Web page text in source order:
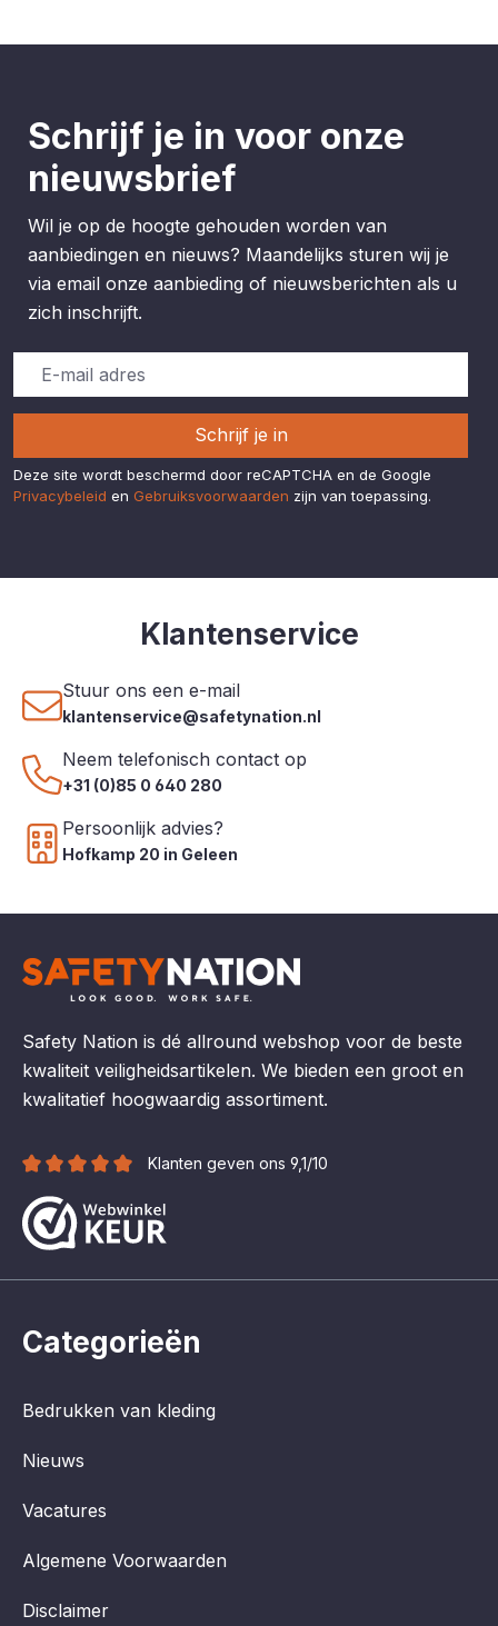
Schrijf je in voor onze
nieuwsbrief
Wil je op de hoogte gehouden worden van
aanbiedingen en nieuws? Maandelijks sturen wij je
via email onze aanbieding of nieuwsberichten als u
zich inschrijft.
Schrijf je in
Deze site wordt beschermd door reCAPTCHA en de Google
Privacybeleid en Gebruiksvoorwaarden zijn van toepassing.
Klantenservice
Stuur ons een e-mail
klantenservice@safetynation.nl
Neem telefonisch contact op
+31 (0)85 0 640 280
Persoonlijk advies?
Hofkamp 20 in Geleen
Safety Nation is dé allround webshop voor de beste
kwaliteit veiligheidsartikelen. We bieden een groot en
kwalitatief hoogwaardig assortiment.
Klanten geven ons 9,1/10
Categorieën
Bedrukken van kleding
Nieuws
Vacatures
Algemene Voorwaarden
Disclaimer